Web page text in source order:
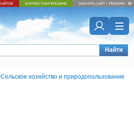
Найти
Сельское хозяйство и природопользование